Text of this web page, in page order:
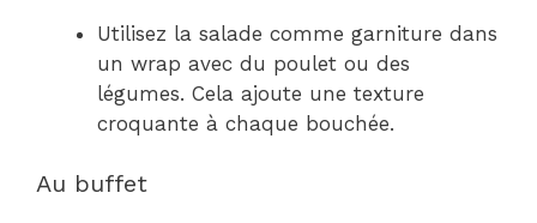
Utilisez la salade comme garniture dans
un wrap avec du poulet ou des
légumes. Cela ajoute une texture
croquante à chaque bouchée.
Au buffet